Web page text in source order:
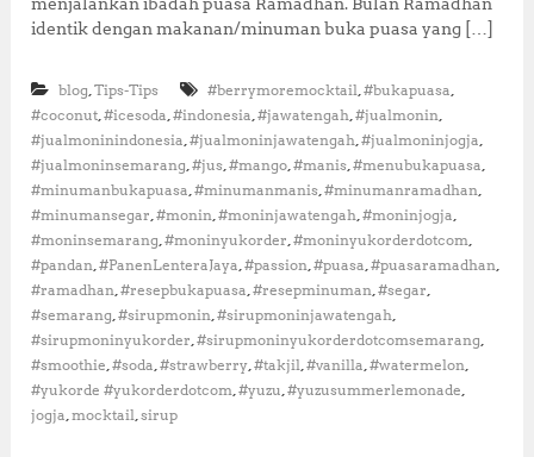
e
s
M
i
m
a
n
B
u
a
u
a
s
menjalankan ibadah puasa Ramadhan. Bulan Ramadhan
identik dengan makanan/minuman buka puasa yang […]
blog,Tips-Tips #berrymoremocktail,#bukapuasa,
#coconut,#icesoda,#indonesia,#jawatengah,#jualmonin,
#jualmoninindonesia,#jualmoninjawatengah,#jualmoninjogja,
#jualmoninsemarang,#jus,#mango,#manis,#menubukapuasa,
#minumanbukapuasa,#minumanmanis,#minumanramadhan,
#minumansegar,#monin,#moninjawatengah,#moninjogja,
#moninsemarang,#moninyukorder,#moninyukorderdotcom,
#pandan,#PanenLenteraJaya,#passion,#puasa,#puasaramadhan,
#ramadhan,#resepbukapuasa,#resepminuman,#segar,
#semarang,#sirupmonin,#sirupmoninjawatengah,
#sirupmoninyukorder,#sirupmoninyukorderdotcomsemarang,
#smoothie,#soda,#strawberry,#takjil,#vanilla,#watermelon,
#yukorde #yukorderdotcom,#yuzu,#yuzusummerlemonade,
jogja,mocktail,sirup